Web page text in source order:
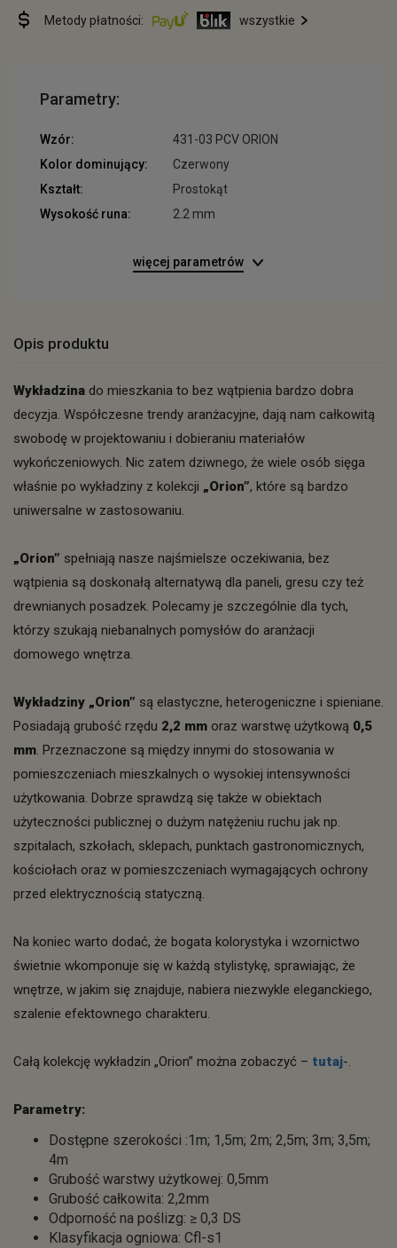
Metody płatności: wszystkie
Parametry:
Wzór:
431-03 PCV ORION
Kolor dominujący:
Czerwony
Kształt:
Prostokąt
Wysokość runa:
2.2 mm
więcej parametrów
Opis produktu
Wykładzina do mieszkania to bez wątpienia bardzo dobra
decyzja. Współczesne trendy aranżacyjne, dają nam całkowitą
swobodę w projektowaniu i dobieraniu materiałów
wykończeniowych. Nic zatem dziwnego, że wiele osób sięga
właśnie po wykładziny z kolekcji „Orion”, które są bardzo
uniwersalne w zastosowaniu.
„Orion” spełniają nasze najśmielsze oczekiwania, bez
wątpienia są doskonałą alternatywą dla paneli, gresu czy też
drewnianych posadzek. Polecamy je szczególnie dla tych,
którzy szukają niebanalnych pomysłów do aranżacji
domowego wnętrza.
Wykładziny „Orion” są elastyczne, heterogeniczne i spieniane.
Posiadają grubość rzędu 2,2 mm oraz warstwę użytkową 0,5
mm. Przeznaczone są między innymi do stosowania w
pomieszczeniach mieszkalnych o wysokiej intensywności
użytkowania. Dobrze sprawdzą się także w obiektach
użyteczności publicznej o dużym natężeniu ruchu jak np.
szpitalach, szkołach, sklepach, punktach gastronomicznych,
kościołach oraz w pomieszczeniach wymagających ochrony
przed elektrycznością statyczną.
Na koniec warto dodać, że bogata kolorystyka i wzornictwo
świetnie wkomponuje się w każdą stylistykę, sprawiając, że
wnętrze, w jakim się znajduje, nabiera niezwykle eleganckiego,
szalenie efektownego charakteru.
Całą kolekcję wykładzin „Orion” można zobaczyć – tutaj-.
Parametry:
Dostępne szerokości :1m; 1,5m; 2m; 2,5m; 3m; 3,5m;
4m
Grubość warstwy użytkowej: 0,5mm
Grubość całkowita: 2,2mm
Odporność na poślizg: ≥ 0,3 DS
Klasyfikacja ogniowa: Cfl-s1